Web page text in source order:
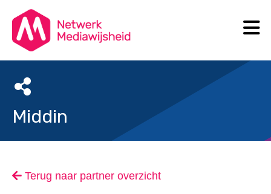
Middin
Terug naar partner overzicht